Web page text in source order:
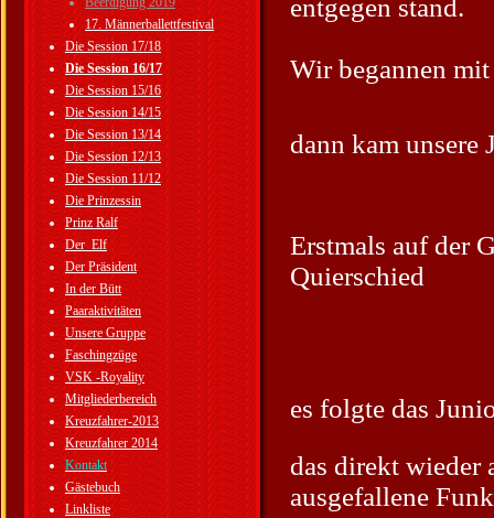
17. Männerballettfestival
Die Session 17/18
Die Session 16/17
Die Session 15/16
Die Session 14/15
Die Session 13/14
Die Session 12/13
Die Session 11/12
Die Prinzessin
Prinz Ralf
Der_Elf
Der Präsident
In der Bütt
Paaraktivitäten
Unsere Gruppe
Faschingzüge
VSK -Royality
Mitgliederbereich
Kreuzfahrer-2013
Kreuzfahrer 2014
Kontakt
Gästebuch
Linkliste
entgegen stand.
Wir begannen mit
dann kam unsere
Erstmals auf der
Quierschied
es folgte das
das direkt wieder
ausgefallene